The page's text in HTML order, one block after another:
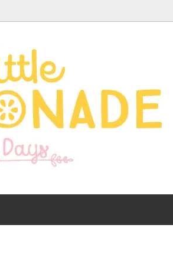
Goods - 雑貨 -
Brands
【出産ギフト特集】 出産祝
いにおすすめのアイテムを
ご紹介